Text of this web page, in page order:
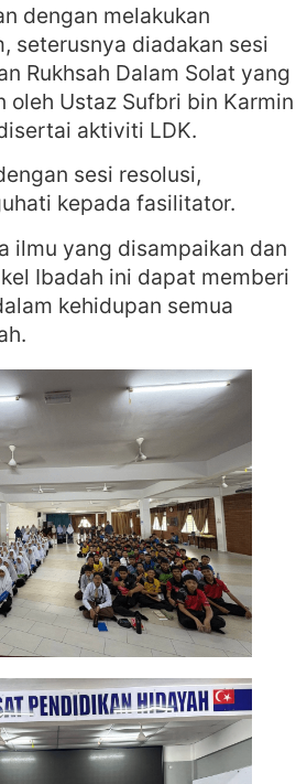
dengan melakukan
seterusnya diadakan sesi
Rukhsah Dalam Solat yang
oleh Ustaz Sufbri bin Karmin
aktiviti LDK.
sesi resolusi,
kepada fasilitator.
ilmu yang disampaikan dan
Ibadah ini dapat memberi
kehidupan semua